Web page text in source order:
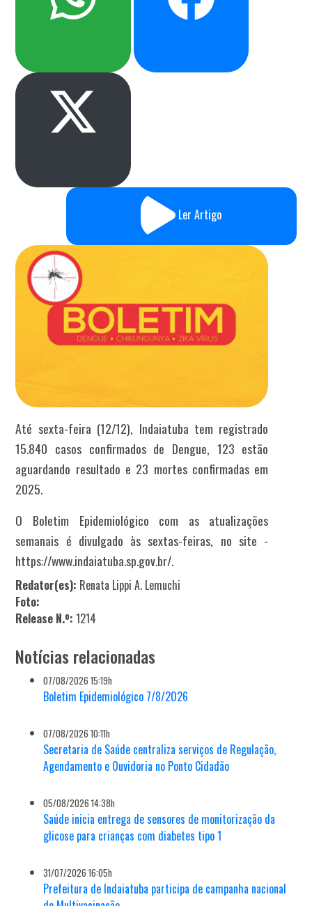
Ler Artigo
Até sexta-feira (12/12), Indaiatuba tem registrado
15.840 casos confirmados de Dengue, 123 estão
aguardando resultado e 23 mortes confirmadas em
2025.
O Boletim Epidemiológico com as atualizações
semanais é divulgado às sextas-feiras, no site -
https://www.indaiatuba.sp.gov.br/.
Redator(es): Renata Lippi A. Lemuchi
Foto:
Release N.º: 1214
Notícias relacionadas
07/08/2026 15:19h
Boletim Epidemiológico 7/8/2026
07/08/2026 10:11h
Secretaria de Saúde centraliza serviços de Regulação,
Agendamento e Ouvidoria no Ponto Cidadão
05/08/2026 14:38h
Saúde inicia entrega de sensores de monitorização da
glicose para crianças com diabetes tipo 1
31/07/2026 16:05h
Prefeitura de Indaiatuba participa de campanha nacional